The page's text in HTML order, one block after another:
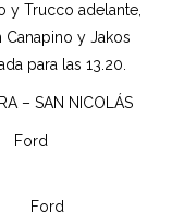
y Trucco adelante,
y Jakos
para las 13.20.
– SAN NICOLÁS
Ford
Ford